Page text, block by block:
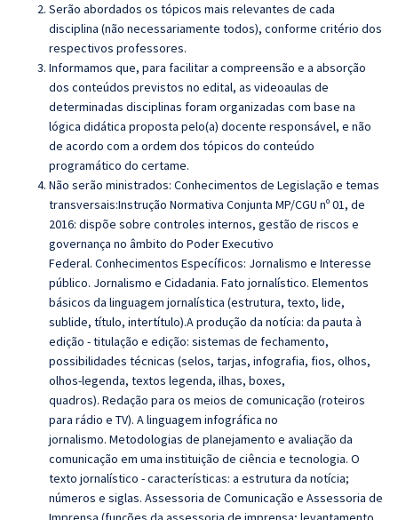
Serão abordados os tópicos mais relevantes de cada
disciplina (não necessariamente todos), conforme critério dos
respectivos professores.
Informamos que, para facilitar a compreensão e a absorção
dos conteúdos previstos no edital, as videoaulas de
determinadas disciplinas foram organizadas com base na
lógica didática proposta pelo(a) docente responsável, e não
de acordo com a ordem dos tópicos do conteúdo
programático do certame.
Não serão ministrados: Conhecimentos de Legislação e temas
transversais:Instrução Normativa Conjunta MP/CGU nº 01, de
2016: dispõe sobre controles internos, gestão de riscos e
governança no âmbito do Poder Executivo
Federal. Conhecimentos Específicos: Jornalismo e Interesse
público. Jornalismo e Cidadania. Fato jornalístico. Elementos
básicos da linguagem jornalística (estrutura, texto, lide,
sublide, título, intertítulo).A produção da notícia: da pauta à
edição - titulação e edição: sistemas de fechamento,
possibilidades técnicas (selos, tarjas, infografia, fios, olhos,
olhos-legenda, textos legenda, ilhas, boxes,
quadros). Redação para os meios de comunicação (roteiros
para rádio e TV). A linguagem infográfica no
jornalismo. Metodologias de planejamento e avaliação da
comunicação em uma instituição de ciência e tecnologia. O
texto jornalístico - características: a estrutura da notícia;
números e siglas. Assessoria de Comunicação e Assessoria de